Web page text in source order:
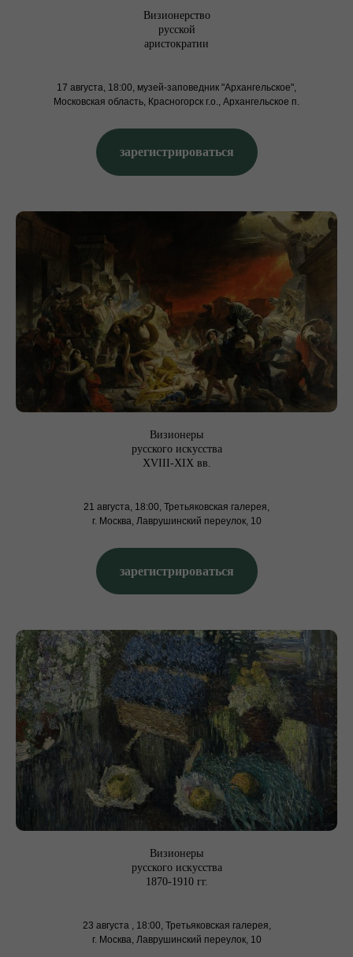
Визионерство
русской
аристократии
17 августа, 18:00, музей-заповедник "Архангельское",
Московская область, Красногорск г.о., Архангельское п.
зарегистрироваться
Визионеры
русского искусства
XVIII-XIX вв.
21 августа, 18:00, Третьяковская галерея,
г. Москва, Лаврушинский переулок, 10
зарегистрироваться
Визионеры
русского искусства
1870-1910 гг.
23 августа , 18:00, Третьяковская галерея,
г. Москва, Лаврушинский переулок, 10